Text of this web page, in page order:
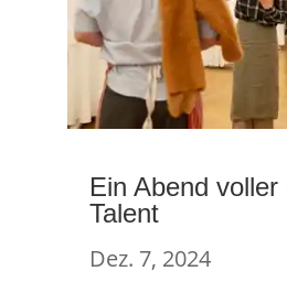
Ein Abend
Talent
Dez. 7, 2024